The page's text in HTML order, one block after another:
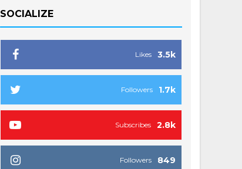
SOCIALIZE
3.5k
Likes
1.7k
Followers
2.8k
Subscribes
849
Followers